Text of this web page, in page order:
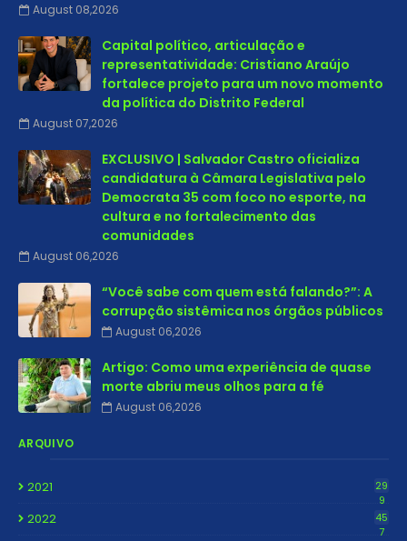
August 08,2026
Capital político, articulação e
representatividade: Cristiano Araújo
fortalece projeto para um novo momento
da política do Distrito Federal
August 07,2026
EXCLUSIVO | Salvador Castro oficializa
candidatura à Câmara Legislativa pelo
Democrata 35 com foco no esporte, na
cultura e no fortalecimento das
comunidades
August 06,2026
“Você sabe com quem está falando?”: A
corrupção sistêmica nos órgãos públicos
August 06,2026
Artigo: Como uma experiência de quase
morte abriu meus olhos para a fé
August 06,2026
ARQUIVO
2021
29
9
2022
45
7